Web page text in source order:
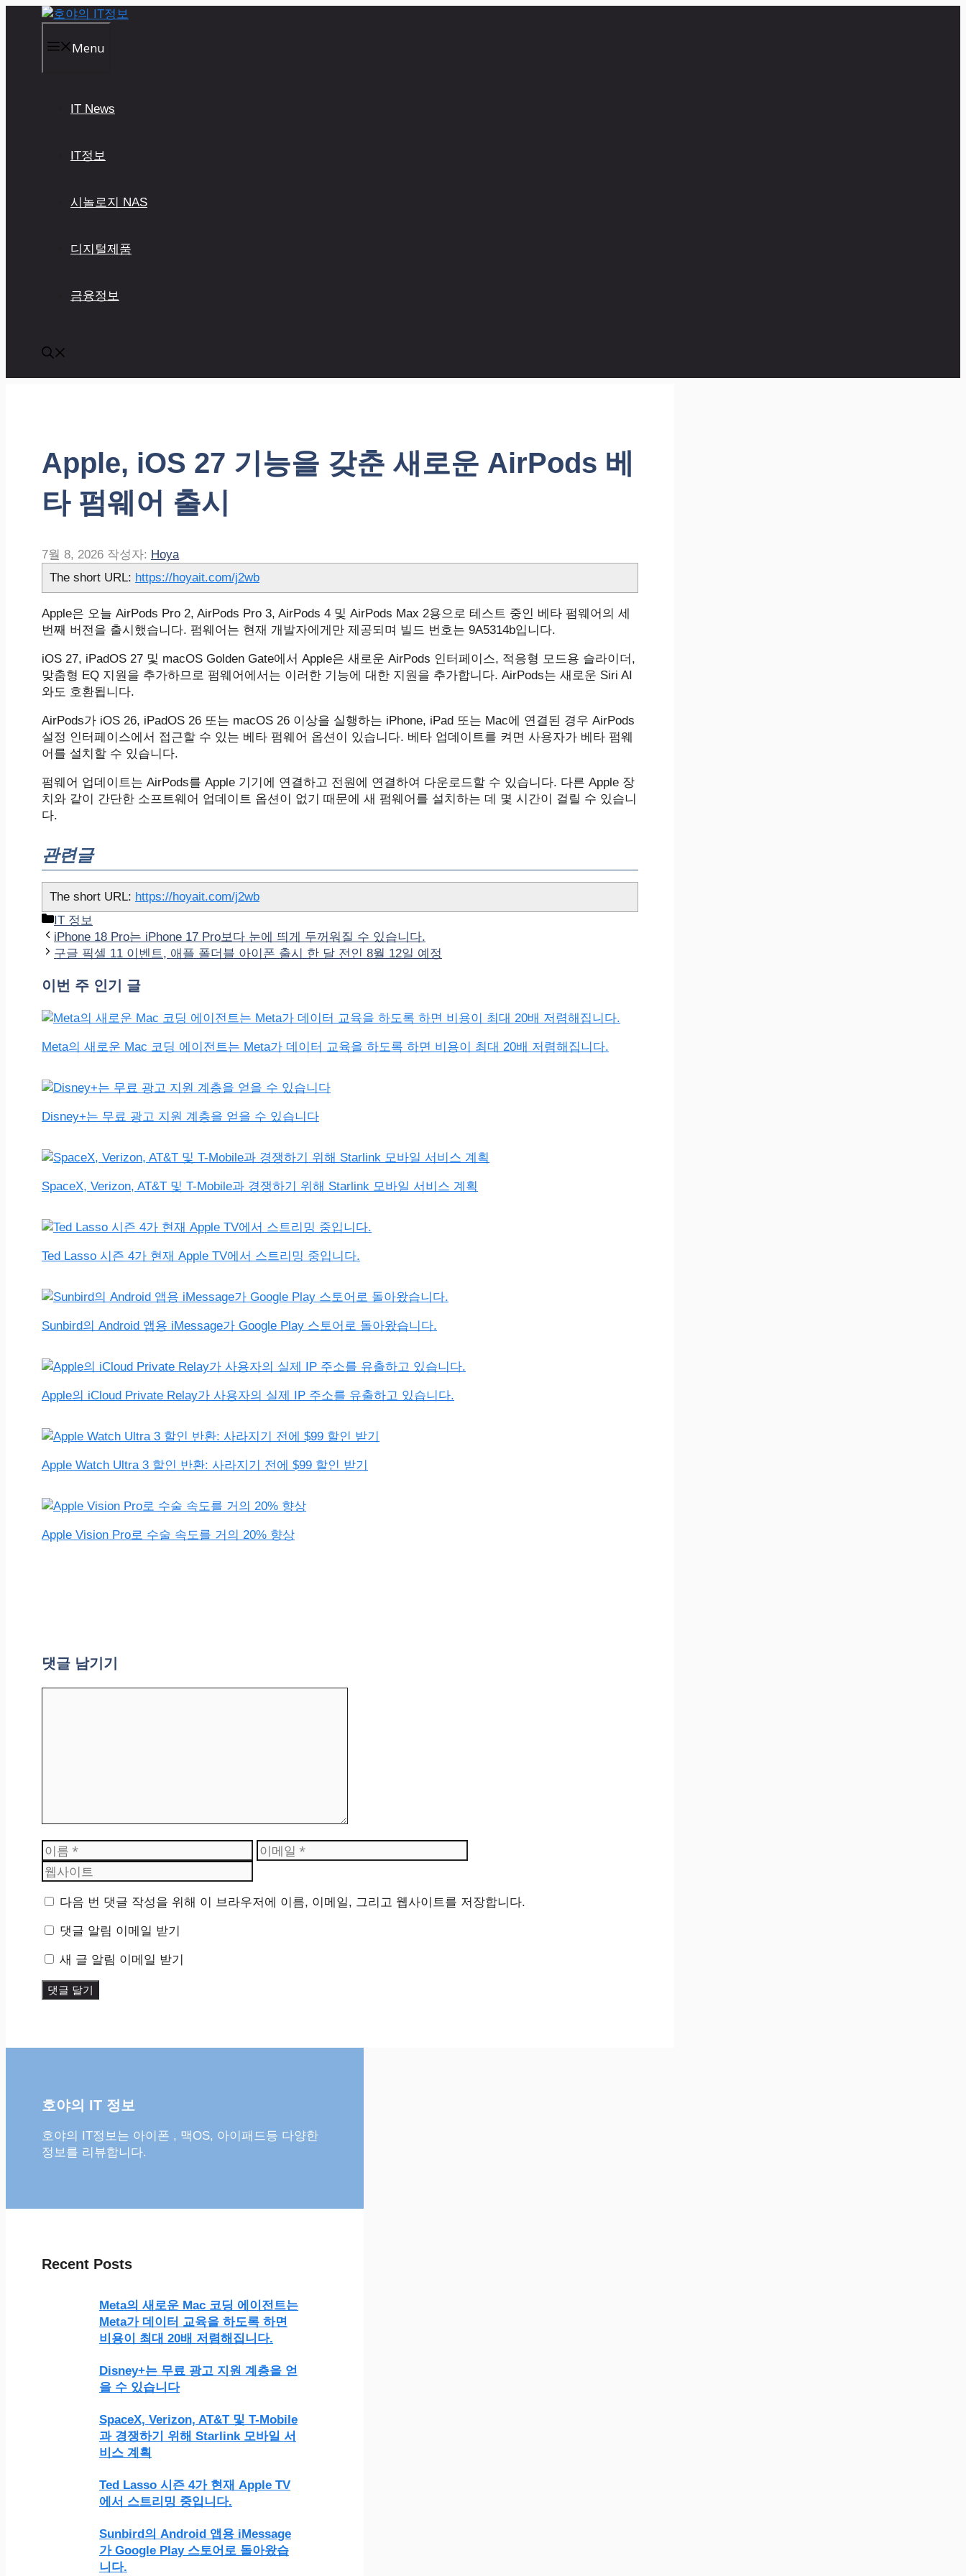
Menu
IT News
IT정보
시놀로지 NAS
디지털제품
금융정보
Apple, iOS 27 기능을 갖춘 새로운 AirPods 베
타 펌웨어 출시
7월 8, 2026 작성자: Hoya
The short URL: https://hoyait.com/j2wb
Apple은 오늘 AirPods Pro 2, AirPods Pro 3, AirPods 4 및 AirPods Max 2용으로 테스트 중인 베타 펌웨어의 세
번째 버전을 출시했습니다. 펌웨어는 현재 개발자에게만 제공되며 빌드 번호는 9A5314b입니다.
iOS 27, iPadOS 27 및 macOS Golden Gate에서 Apple은 새로운 AirPods 인터페이스, 적응형 모드용 슬라이더,
맞춤형 EQ 지원을 추가하므로 펌웨어에서는 이러한 기능에 대한 지원을 추가합니다. AirPods는 새로운 Siri AI
와도 호환됩니다.
AirPods가 iOS 26, iPadOS 26 또는 macOS 26 이상을 실행하는 iPhone, iPad 또는 Mac에 연결된 경우 AirPods
설정 인터페이스에서 접근할 수 있는 베타 펌웨어 옵션이 있습니다. 베타 업데이트를 켜면 사용자가 베타 펌웨
어를 설치할 수 있습니다.
펌웨어 업데이트는 AirPods를 Apple 기기에 연결하고 전원에 연결하여 다운로드할 수 있습니다. 다른 Apple 장
치와 같이 간단한 소프트웨어 업데이트 옵션이 없기 때문에 새 펌웨어를 설치하는 데 몇 시간이 걸릴 수 있습니
다.
관련글
The short URL: https://hoyait.com/j2wb
카
테
고
IT 정보
iPhone 18 Pro는 iPhone 17 Pro보다 눈에 띄게 두꺼워질 수 있습니다.
구글 픽셀 11 이벤트, 애플 폴더블 아이폰 출시 한 달 전인 8월 12일 예정
이번 주 인기 글
Meta의 새로운 Mac 코딩 에이전트는 Meta가 데이터 교육을 하도록 하면 비용이 최대 20배 저렴해집니다.
Disney+는 무료 광고 지원 계층을 얻을 수 있습니다
SpaceX, Verizon, AT&T 및 T-Mobile과 경쟁하기 위해 Starlink 모바일 서비스 계획
Ted Lasso 시즌 4가 현재 Apple TV에서 스트리밍 중입니다.
Sunbird의 Android 앱용 iMessage가 Google Play 스토어로 돌아왔습니다.
Apple의 iCloud Private Relay가 사용자의 실제 IP 주소를 유출하고 있습니다.
Apple Watch Ultra 3 할인 반환: 사라지기 전에 $99 할인 받기
Apple Vision Pro로 수술 속도를 거의 20% 향상
댓글 남기기
이
름
이
메
사
트
다음 번 댓글 작성을 위해 이 브라우저에 이름, 이메일, 그리고 웹사이트를 저장합니다.
댓글 알림 이메일 받기
새 글 알림 이메일 받기
호야의 IT 정보
호야의 IT정보는 아이폰 , 맥OS, 아이패드등 다양한
정보를 리뷰합니다.
Recent Posts
Meta의 새로운 Mac 코딩 에이전트는
Meta가 데이터 교육을 하도록 하면
비용이 최대 20배 저렴해집니다.
Disney+는 무료 광고 지원 계층을 얻
을 수 있습니다
SpaceX, Verizon, AT&T 및 T-Mobile
과 경쟁하기 위해 Starlink 모바일 서
비스 계획
Ted Lasso 시즌 4가 현재 Apple TV
에서 스트리밍 중입니다.
Sunbird의 Android 앱용 iMessage
가 Google Play 스토어로 돌아왔습
니다.